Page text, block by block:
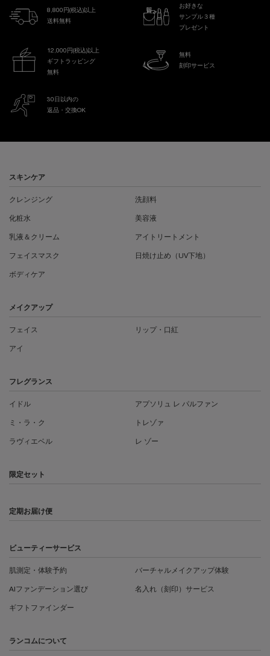
8,800円(税込)以上
送料無料
お好きな
サンプル３種
プレゼント
12,000円(税込)以上
ギフトラッピング
無料
無料
刻印サービス
30日以内の
返品・交換OK
スキンケア
クレンジング 洗顔料
化粧水 美容液
乳液＆クリーム アイトリートメント
フェイスマスク 日焼け止め（UV下地）
ボディケア
メイクアップ
フェイス リップ・口紅
アイ
フレグランス
イドル アプソリュ レ パルファン
ミ・ラ・ク トレゾァ
ラヴィエベル レ ゾー
限定セット
定期お届け便
ビューティーサービス
肌測定・体験予約 バーチャルメイクアップ体験
AIファンデーション選び 名入れ（刻印）サービス
ギフトファインダー
ランコムについて